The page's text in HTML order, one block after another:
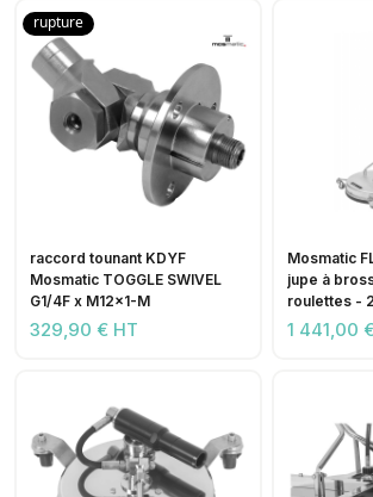
rupture
raccord tounant KDYF
Mosmatic TOGGLE SWIVEL
G1/4F x M12x1-M
329,90 € HT
Mosmatic FL-
jupe à
roulettes -
1 441,00